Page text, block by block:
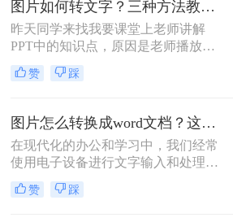
图片如何转文字？三种方法教会你！
昨天同学来找我要课堂上老师讲解
PPT中的知识点，原因是老师播放
PPT的速度比较快，她还没来得及记
笔记。于是我赶紧告诉她可以先将
行转文字的操作即可，这样就不用担
心跟不上老师的节奏啦！刚好上次有
小伙伴私信我这个问题，今天就借此
机会给大家分享一下图片如何转文字
的方法，有需要的快来看看吧~
赞 踩
图片怎么转换成word文档？这两个办法三秒实现图片转文字
在现代化的办公和学习中，我们经常
使用电子设备进行文字输入和处理。
然而，由于各种原因，有时手写的字
无法被识别出来，这给我们带来了一
赞 踩